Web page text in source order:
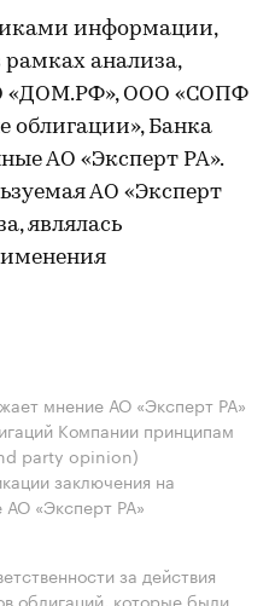
информации,
анализа,
«ДОМ.РФ», ООО «СОПФ
облигации», Банка
АО «Эксперт РА».
АО «Эксперт
являлась
мнение АО «Эксперт РА»
Компании принципам
party opinion)
заключения на
«Эксперт РА»
за действия
облигаций, которые были